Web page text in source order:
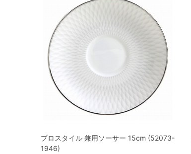
プロスタイル 兼用ソーサー 15cm (52073-
1946)